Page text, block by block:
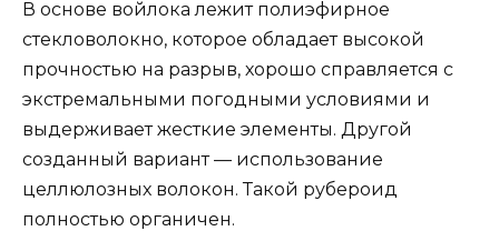
В основе войлока лежит полиэфирное
стекловолокно, которое обладает высокой
прочностью на разрыв, хорошо справляется с
экстремальными погодными условиями и
выдерживает жесткие элементы. Другой
созданный вариант — использование
целлюлозных волокон. Такой рубероид
полностью органичен.